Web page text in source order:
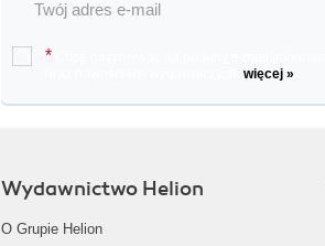
*
więcej »
Wydawnictwo Helion
O Grupie Helion